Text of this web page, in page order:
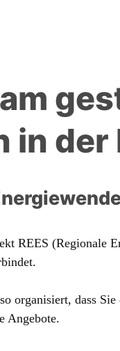
in der
REES (Regionale
organisiert, dass
Angebote.